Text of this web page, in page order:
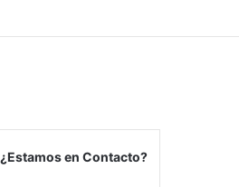
¿Estamos en Contacto?